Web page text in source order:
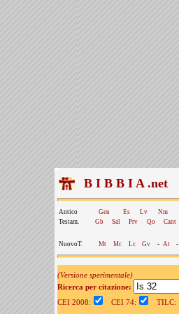
B I B B I A .net
Antico Gen Es Lv Nm
Testam.
Gb Sal Prv Qo Cant
NuovoT. Mt Mc Lc Gv - At -
(Versione sperimentale)
Ricerca per citazione:
CEI 2008:
CEI 74: TILC: